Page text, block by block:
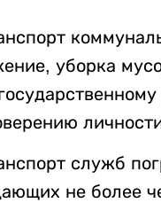
уборка
служб
не более